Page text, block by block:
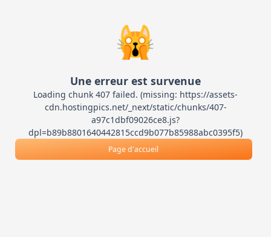
🙀
Une erreur est survenue
Loading chunk 407 failed. (missing: https://assets-
cdn.hostingpics.net/_next/static/chunks/407-
a97c1dbf09026ce8.js?
dpl=b89b8801640442815ccd9b077b85988abc0395f5)
Page d'accueil